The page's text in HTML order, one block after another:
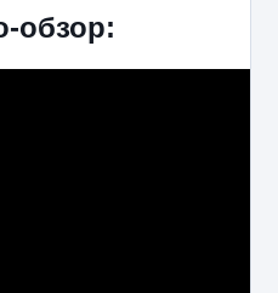
обзор: